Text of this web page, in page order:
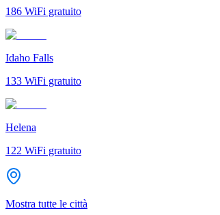
186 WiFi gratuito
Idaho Falls
133 WiFi gratuito
Helena
122 WiFi gratuito
Mostra tutte le città